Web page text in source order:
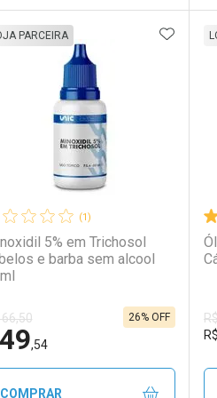
FECHAR
Ativar Desconto
Comprar sem Desconto
FECHAR
Menos
Comprar sem Desconto
(1)
5% em Trichosol
e barba sem alcool
PARCEIRA
49,54
26% OFF
COMPRAR
R$